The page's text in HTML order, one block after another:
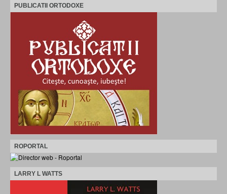
PUBLICATII ORTODOXE
ROPORTAL
LARRY L WATTS